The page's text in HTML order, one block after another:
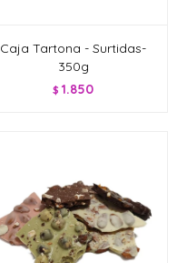
Caja Tartona - Surtidas-
350g
$ 1.850